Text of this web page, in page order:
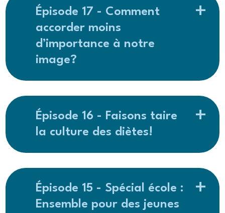
Épisode 17 - Comment
accorder moins
d’importance à notre
image?
Épisode 16 - Faisons taire
la culture des diètes!
Épisode 15 - Spécial école :
Ensemble pour des jeunes